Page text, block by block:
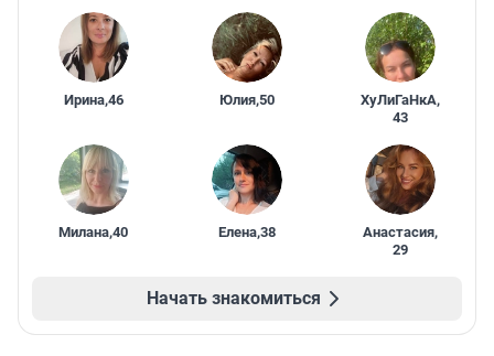
Ирина,46 Юлия,50 ХуЛиГаНкА,
43
Милана,40 Елена,38 Анастасия,
29
Начать знакомиться